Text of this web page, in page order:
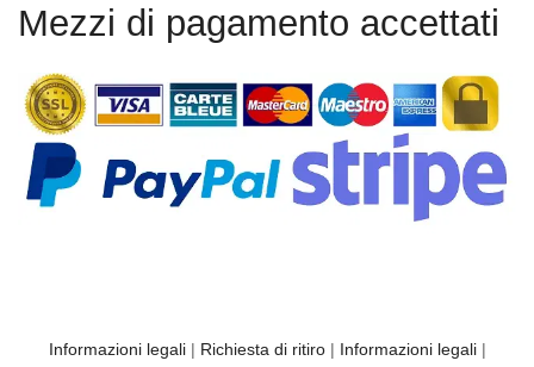
Mezzi di pagamento accettati
Informazioni legali| Richiesta di ritiro| Informazioni legali|